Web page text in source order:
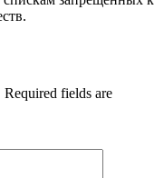
Required fields are